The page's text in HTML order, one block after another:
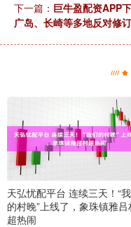
下一篇： 巨牛盈配资APP
广岛、长崎等多地反对修
天弘忧配平台 连续三天！“
的村晚”上线了，象珠镇雅吕
超热闹